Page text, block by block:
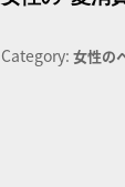
Category:女性の